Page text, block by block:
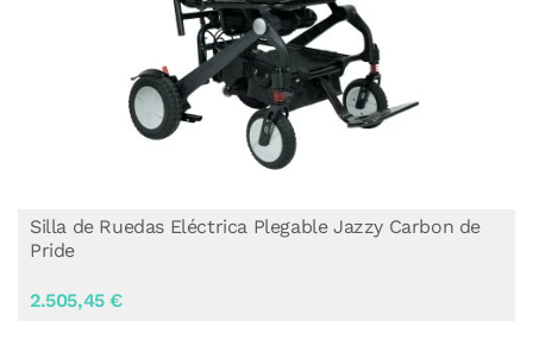
Silla de Ruedas Eléctrica Plegable Jazzy Carbon de
Pride
2.505,45 €